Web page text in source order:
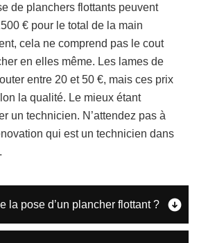
de planchers flottants peuvent
€ pour le total de la main
cela ne comprend pas le cout
en elles même. Les lames de
entre 20 et 50 €, mais ces prix
la qualité. Le mieux étant
un technicien. N’attendez pas à
qui est un technicien dans
la pose d’un plancher flottant ?